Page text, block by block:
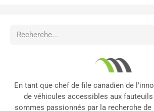
En tant que chef de file canadien de
de véhicules accessibles aux
sommes passionnés par la recherche